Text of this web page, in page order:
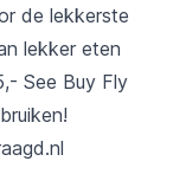
de lekkerste
lekker eten
See Buy Fly